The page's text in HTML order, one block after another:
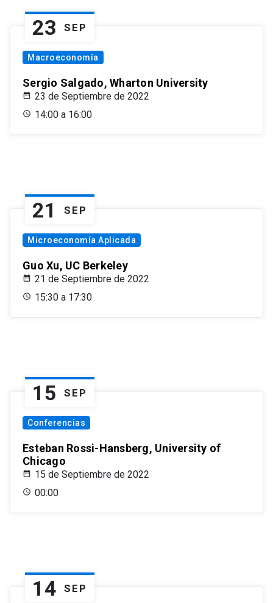
23 SEP
Macroeconomía
Sergio Salgado, Wharton University
23 de Septiembre de 2022
14:00 a 16:00
21 SEP
Microeconomía Aplicada
Guo Xu, UC Berkeley
21 de Septiembre de 2022
15:30 a 17:30
15 SEP
Conferencias
Esteban Rossi-Hansberg, University of
Chicago
15 de Septiembre de 2022
00:00
14 SEP